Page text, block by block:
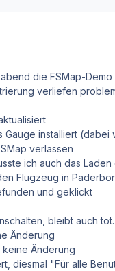
die FSMap-
verliefen
installiert (dabei
verlassen
ich auch das
Flugzeug in
und geklickt
bleibt auch
Änderung
Änderung
diesmal "Für alle